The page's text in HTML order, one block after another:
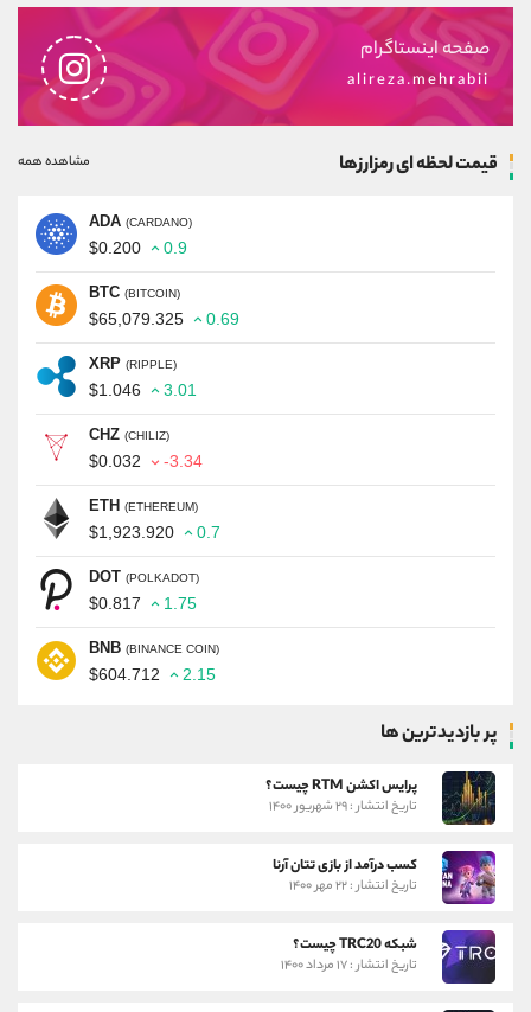
صفحه اینستاگرام
alireza.mehrabii
قیمت لحظه ای رمزارزها مشاهده همه
ADA (CARDANO)
$0.200 0.9
BTC (BITCOIN)
$65,079.325 0.69
XRP (RIPPLE)
$1.046 3.01
CHZ (CHILIZ)
$0.032 -3.34
ETH (ETHEREUM)
$1,923.920 0.7
DOT (POLKADOT)
$0.817 1.75
BNB (BINANCE COIN)
$604.712 2.15
پر بازدیدترین ها
پرایس اکشن RTM چیست؟
تاریخ انتشار : ۲۹ شهریور ۱۴۰۰
کسب درآمد از بازی تتان آرنا
تاریخ انتشار : ۲۲ مهر ۱۴۰۰
شبکه TRC20 چیست؟
تاریخ انتشار : ۱۷ مرداد ۱۴۰۰